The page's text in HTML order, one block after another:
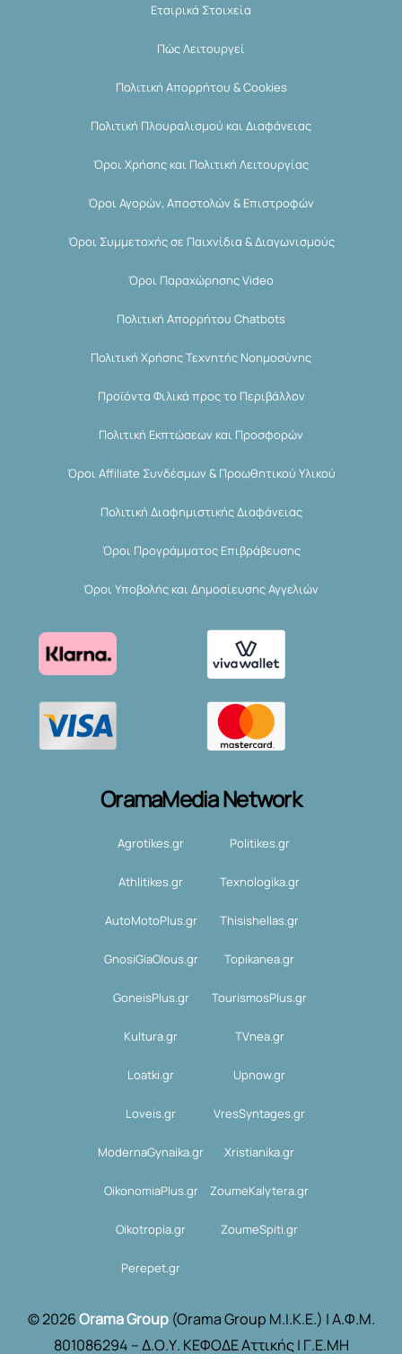
Εταιρικά Στοιχεία
Πώς Λειτουργεί
Πολιτική Απορρήτου & Cookies
Πολιτική Πλουραλισμού και Διαφάνειας
Όροι Χρήσης και Πολιτική Λειτουργίας
Όροι Αγορών, Αποστολών & Επιστροφών
Όροι Συμμετοχής σε Παιχνίδια & Διαγωνισμούς
Όροι Παραχώρησης Video
Πολιτική Απορρήτου Chatbots
Πολιτική Χρήσης Τεχνητής Νοημοσύνης
Προϊόντα Φιλικά προς το Περιβάλλον
Πολιτική Εκπτώσεων και Προσφορών
Όροι Affiliate Συνδέσμων & Προωθητικού Υλικού
Πολιτική Διαφημιστικής Διαφάνειας
Όροι Προγράμματος Επιβράβευσης
Όροι Υποβολής και Δημοσίευσης Αγγελιών
OramaMedia Network
Agrotikes.gr Politikes.gr
Athlitikes.gr Texnologika.gr
AutoMotoPlus.gr Thisishellas.gr
GnosiGiaOlous.gr Topikanea.gr
GoneisPlus.gr TourismosPlus.gr
Kultura.gr TVnea.gr
Loatki.gr Upnow.gr
Loveis.gr VresSyntages.gr
ModernaGynaika.gr Xristianika.gr
OikonomiaPlus.gr ZoumeKalytera.gr
Oikotropia.gr ZoumeSpiti.gr
Perepet.gr
© 2026Orama Group(Orama Group Μ.Ι.Κ.Ε.) | Α.Φ.Μ.
801086294 – Δ.Ο.Υ. ΚΕΦΟΔΕ Αττικής | Γ.Ε.ΜΗ